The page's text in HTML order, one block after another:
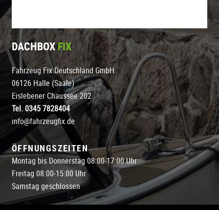
DACHBOXFIX
Fahrzeug Fix Deutschland GmbH
06126 Halle (Saale)
Eislebener Chaussee 202
Tel. 0345 7828404
info@fahrzeugfix.de
ÖFFNUNGSZEITEN
Montag bis Donnerstag 08:00-17:00 Uhr
Freitag 08:00-15:00 Uhr
Samstag geschlossen